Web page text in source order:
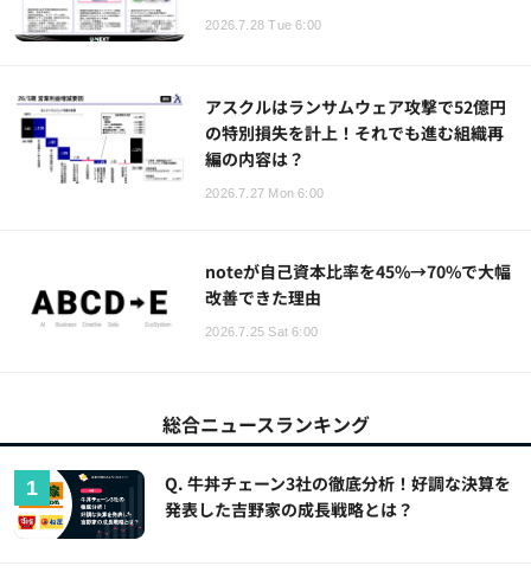
2026.7.28 Tue 6:00
アスクルはランサムウェア攻撃で52億円
の特別損失を計上！それでも進む組織再
編の内容は？
2026.7.27 Mon 6:00
noteが自己資本比率を45%→70%で大幅
改善できた理由
2026.7.25 Sat 6:00
総合ニュースランキング
Q. 牛丼チェーン3社の徹底分析！好調な決算を
発表した吉野家の成長戦略とは？